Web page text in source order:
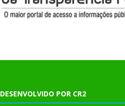
DESENVOLVIDO POR CR2